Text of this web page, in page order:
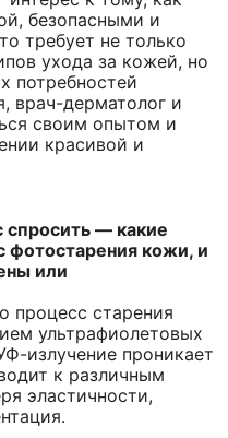
безопасными и
требует не только
ухода за кожей, но
потребностей
врач-дерматолог и
своим опытом и
красивой и
спросить — какие
фотостарения кожи, и
или
старения
ультрафиолетовых
излучение проникает
к различным
эластичности,